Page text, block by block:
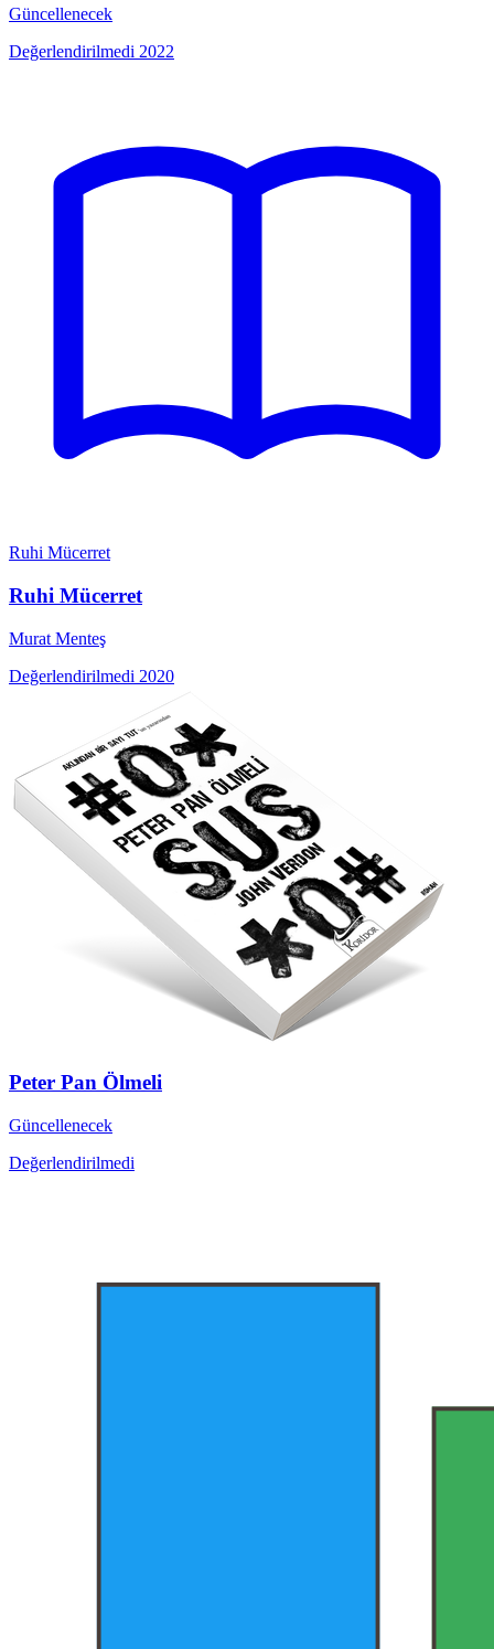
Güncellenecek
Değerlendirilmedi 2022
Ruhi Mücerret
Ruhi Mücerret
Murat Menteş
Değerlendirilmedi 2020
Peter Pan Ölmeli
Güncellenecek
Değerlendirilmedi